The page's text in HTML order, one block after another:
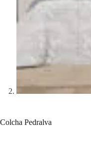
Colcha Pedralva